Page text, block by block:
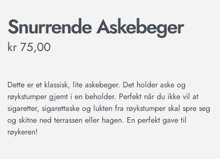
Snurrende Askebeger
kr 75,00
Dette er et klassisk, lite askebeger. Det holder aske og
røykstumper gjemt i en beholder. Perfekt når du ikke vil at
sigaretter, sigarettaske og lukten fra røykstumper skal spre seg
og skitne ned terrassen eller hagen. En perfekt gave til
røykeren!